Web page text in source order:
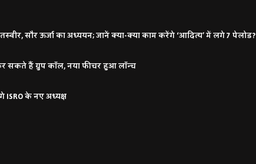
सौर ऊर्जा का अध्ययन; जानें क्या-क्या काम करेंगे ‘आदित्य’ में लगे 7 पेलोड?
सकते हैं ग्रुप कॉल, नया फीचर हुआ लॉन्च
ISRO के नए अध्यक्ष